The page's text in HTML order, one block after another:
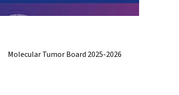
Molecular Tumor Board 2025-2026